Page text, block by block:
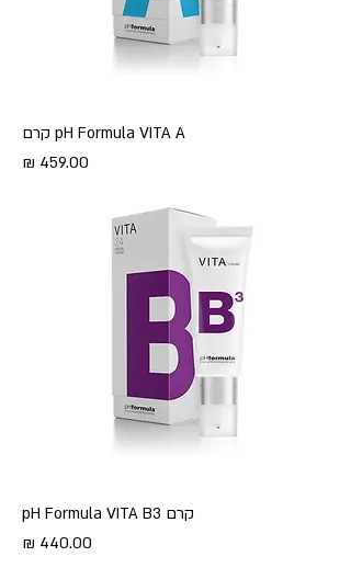
pH Formula VITA A קרם
מחיר
קרם pH Formula VITA B3
מחיר